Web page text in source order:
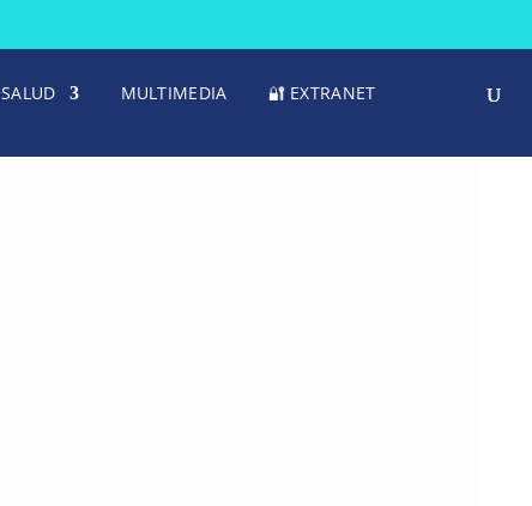
SALUD MULTIMEDIA 🔐 EXTRANET